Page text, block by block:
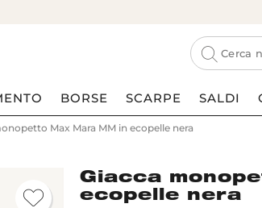
BORSE SCARPE SALDI
Max Mara MM in ecopelle nera
Giacca
ecopelle nera